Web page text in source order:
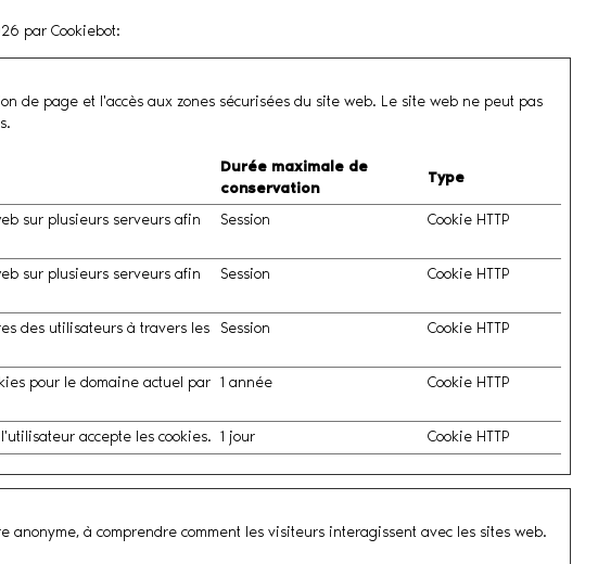
par Cookiebot:
de page et l'accès aux zones sécurisées du site web. Le site web ne peut pas
Durée maximale de
conservation
Type
sur plusieurs serveurs afin
Session Cookie HTTP
sur plusieurs serveurs afin
Session Cookie HTTP
des utilisateurs à travers les
Session Cookie HTTP
pour le domaine actuel par 1 année Cookie HTTP
accepte les cookies. 1 jour Cookie HTTP
à comprendre comment les visiteurs interagissent avec les sites web.